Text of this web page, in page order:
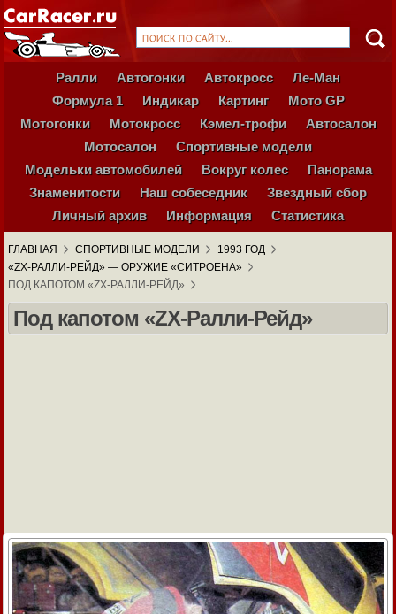
Ралли Автогонки Автокросс
Ле-Ман
Формула 1
Индикар Картинг
Мото GP
Мотогонки
Мотокросс Кэмел-трофи
Автосалон
Мотосалон
Спортивные модели
Модельки автомобилей
Вокруг колес
Панорама
Знаменитости
Наш собеседник
Звездный сбор
Личный архив
Информация Статистика
ГЛАВНАЯ СПОРТИВНЫЕ МОДЕЛИ
1993 ГОД
«ZX-РАЛЛИ-РЕЙД» — ОРУЖИЕ «СИТРОЕНА»
ПОД КАПОТОМ «ZX-РАЛЛИ-РЕЙД»
Под капотом «ZX-Ралли-Рейд»